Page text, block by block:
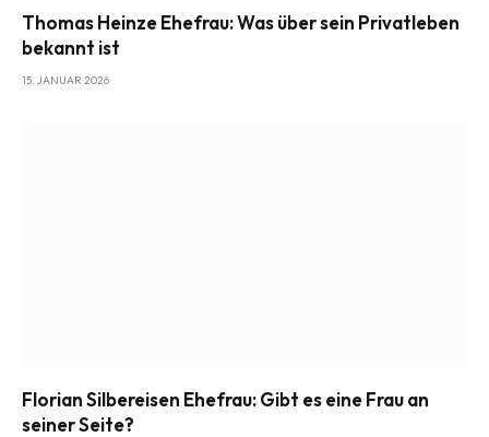
Thomas Heinze Ehefrau: Was über sein Privatleben
bekannt ist
15. JANUAR 2026
Florian Silbereisen Ehefrau: Gibt es eine Frau an
seiner Seite?